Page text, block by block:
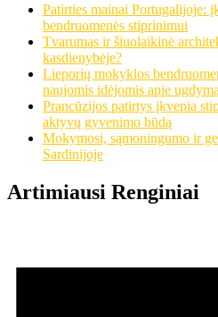
Patirties mainai Portugalijoje:
bendruomenės stiprinimui
Tvarumas ir šiuolaikinė
kasdienybėje?
Lieporių mokyklos
naujomis idėjomis apie
Prancūzijos patirtys įkvepia
aktyvų gyvenimo būdą
Mokymosi, sąmoningumo ir
Sardinijoje
Artimiausi Renginiai